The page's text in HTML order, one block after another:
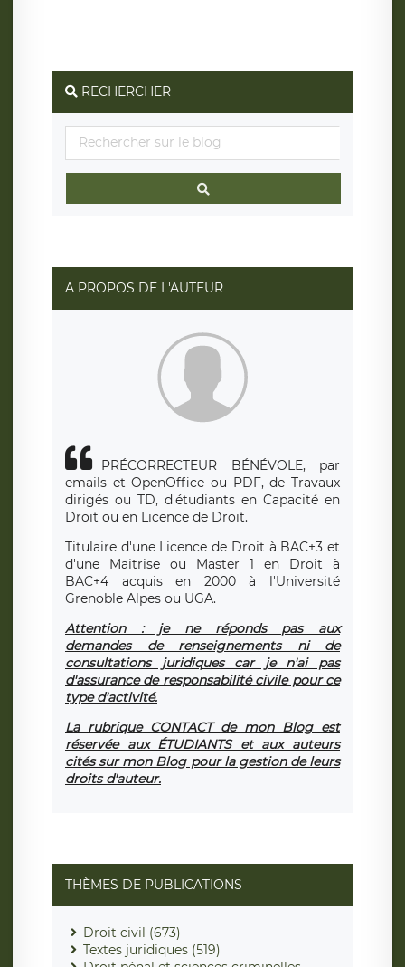
RECHERCHER
A PROPOS DE L'AUTEUR
PRÉCORRECTEUR BÉNÉVOLE, par
emails et OpenOffice ou PDF, de Travaux
dirigés ou TD, d'étudiants en Capacité en
Droit ou en Licence de Droit.
Titulaire d'une Licence de Droit à BAC+3 et
d'une Maîtrise ou Master 1 en Droit à
BAC+4 acquis en 2000 à l'Université
Grenoble Alpes ou UGA.
Attention : je ne réponds pas aux
demandes de renseignements ni de
consultations juridiques car je n'ai pas
d'assurance de responsabilité civile pour ce
type d'activité.
La rubrique CONTACT de mon Blog est
réservée aux ÉTUDIANTS et aux auteurs
cités sur mon Blog pour la gestion de leurs
droits d'auteur.
THÈMES DE PUBLICATIONS
Droit civil (673)
Textes juridiques (519)